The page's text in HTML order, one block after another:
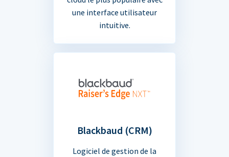
une interface utilisateur
intuitive.
Blackbaud (CRM)
Logiciel de gestion de la